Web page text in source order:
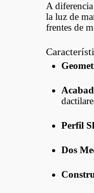
A
la luz de
frentes de
Perfil
Dos